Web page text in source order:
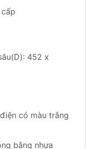
452 x
có màu trắng
bằng nhựa